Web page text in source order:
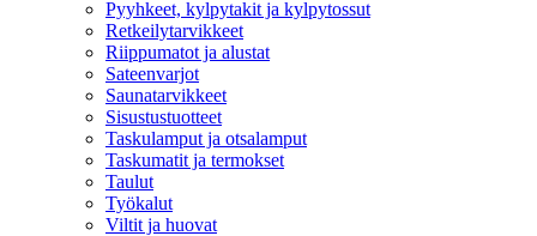
Pyyhkeet, kylpytakit ja kylpytossut
Retkeilytarvikkeet
Riippumatot ja alustat
Sateenvarjot
Saunatarvikkeet
Sisustustuotteet
Taskulamput ja otsalamput
Taskumatit ja termokset
Taulut
Työkalut
Viltit ja huovat